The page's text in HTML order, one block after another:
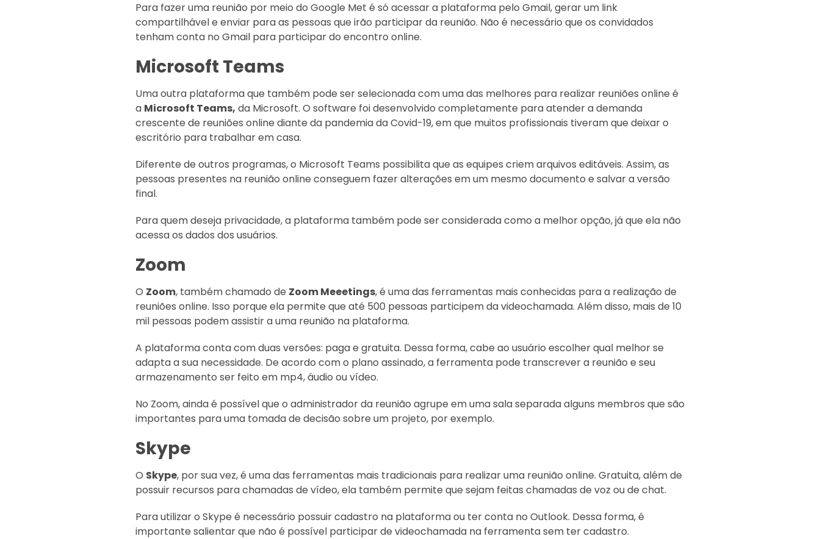
Para fazer uma reunião por meio do Google Met é só acessar a plataforma pelo Gmail, gerar um link
compartilhável e enviar para as pessoas que irão participar da reunião. Não é necessário que os convidados
tenham conta no Gmail para participar do encontro online.
Microsoft Teams
Uma outra plataforma que também pode ser selecionada com uma das melhores para realizar reuniões online é
a Microsoft Teams, da Microsoft. O software foi desenvolvido completamente para atender a demanda
crescente de reuniões online diante da pandemia da Covid-19, em que muitos profissionais tiveram que deixar o
escritório para trabalhar em casa.
Diferente de outros programas, o Microsoft Teams possibilita que as equipes criem arquivos editáveis. Assim, as
pessoas presentes na reunião online conseguem fazer alterações em um mesmo documento e salvar a versão
final.
Para quem deseja privacidade, a plataforma também pode ser considerada como a melhor opção, já que ela não
acessa os dados dos usuários.
Zoom
O Zoom, também chamado de Zoom Meeetings, é uma das ferramentas mais conhecidas para a realização de
reuniões online. Isso porque ela permite que até 500 pessoas participem da videochamada. Além disso, mais de 10
mil pessoas podem assistir a uma reunião na plataforma.
A plataforma conta com duas versões: paga e gratuita. Dessa forma, cabe ao usuário escolher qual melhor se
adapta a sua necessidade. De acordo com o plano assinado, a ferramenta pode transcrever a reunião e seu
armazenamento ser feito em mp4, áudio ou vídeo.
No Zoom, ainda é possível que o administrador da reunião agrupe em uma sala separada alguns membros que são
importantes para uma tomada de decisão sobre um projeto, por exemplo.
Skype
O Skype, por sua vez, é uma das ferramentas mais tradicionais para realizar uma reunião online. Gratuita, além de
possuir recursos para chamadas de vídeo, ela também permite que sejam feitas chamadas de voz ou de chat.
Para utilizar o Skype é necessário possuir cadastro na plataforma ou ter conta no Outlook. Dessa forma, é
importante salientar que não é possível participar de videochamada na ferramenta sem ter cadastro.